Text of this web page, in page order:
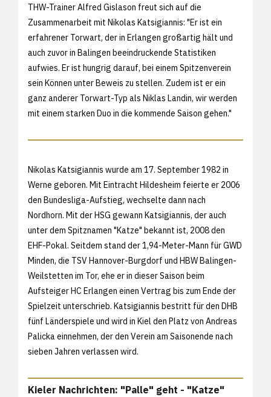
THW-Trainer Alfred Gislason freut sich auf die
Zusammenarbeit mit Nikolas Katsigiannis: "Er ist ein
erfahrener Torwart, der in Erlangen großartig hält und
auch zuvor in Balingen beeindruckende Statistiken
aufwies. Er ist hungrig darauf, bei einem Spitzenverein
sein Können unter Beweis zu stellen. Zudem ist er ein
ganz anderer Torwart-Typ als Niklas Landin, wir werden
mit einem starken Duo in die kommende Saison gehen."
Nikolas Katsigiannis wurde am 17. September 1982 in
Werne geboren. Mit Eintracht Hildesheim feierte er 2006
den Bundesliga-Aufstieg, wechselte dann nach
Nordhorn. Mit der HSG gewann Katsigiannis, der auch
unter dem Spitznamen "Katze" bekannt ist, 2008 den
EHF-Pokal. Seitdem stand der 1,94-Meter-Mann für GWD
Minden, die TSV Hannover-Burgdorf und HBW Balingen-
Weilstetten im Tor, ehe er in dieser Saison beim
Aufsteiger HC Erlangen einen Vertrag bis zum Ende der
Spielzeit unterschrieb. Katsigiannis bestritt für den DHB
fünf Länderspiele und wird in Kiel den Platz von Andreas
Palicka einnehmen, der den Verein am Saisonende nach
sieben Jahren verlassen wird.
Kieler Nachrichten: "Palle" geht - "Katze"